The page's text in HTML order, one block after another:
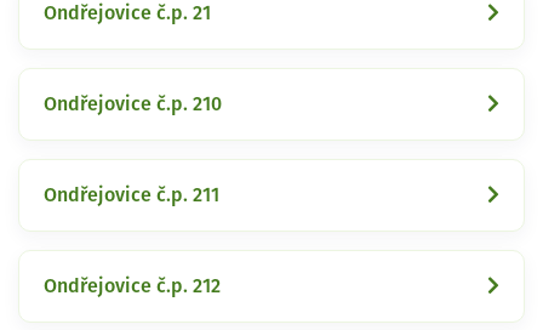
Ondřejovice č.p. 21
Ondřejovice č.p. 210
Ondřejovice č.p. 211
Ondřejovice č.p. 212